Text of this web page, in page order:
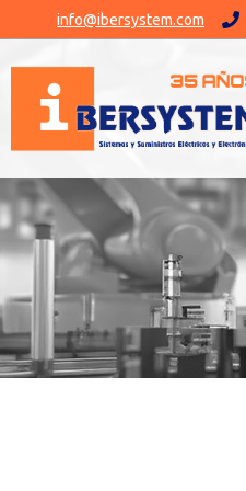
info@ibersystem.com
You are here: